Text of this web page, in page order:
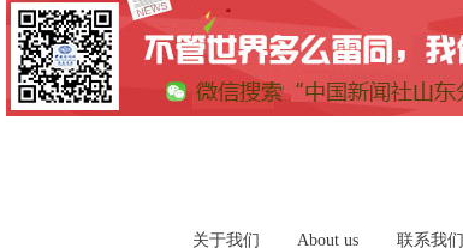
关于我们 About us 联系我们